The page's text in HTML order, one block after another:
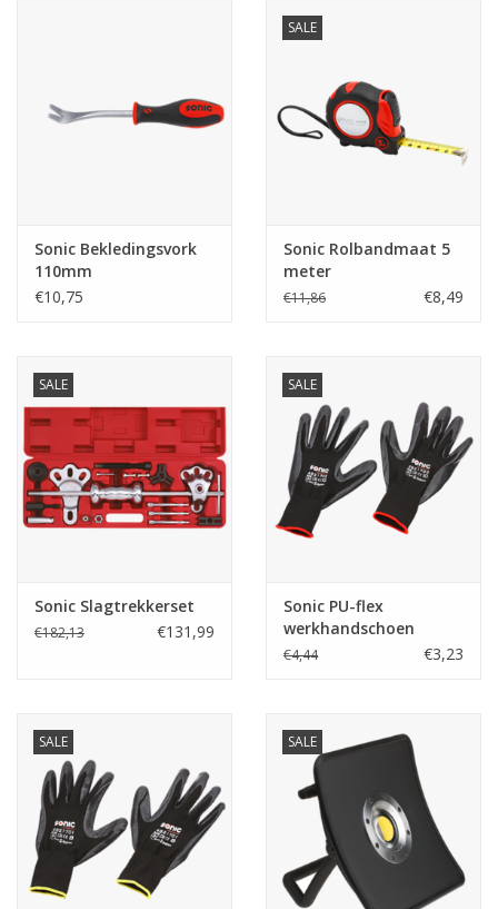
Sonic Bekledingsvork
110mm
€10,75
SALE
Sonic Rolbandmaat 5
meter
€11,86 €8,49
SALE
Sonic Slagtrekkerset
€182,13 €131,99
SALE
Sonic PU-flex
werkhandschoen
zwart maat 10 (XL)
€4,44 €3,23
SALE SALE